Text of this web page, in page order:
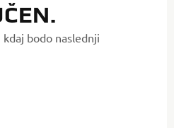
bodo naslednji